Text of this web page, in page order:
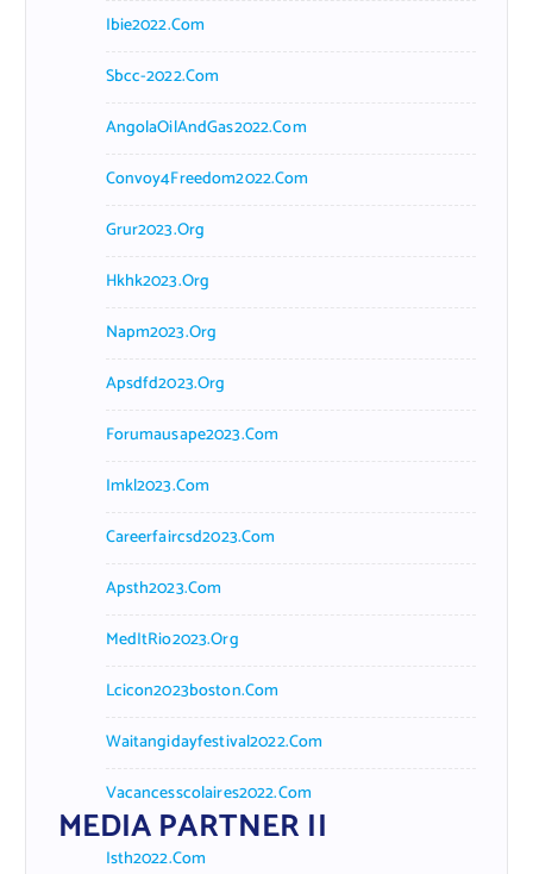
Ibie2022.com
Sbcc-2022.com
AngolaOilAndGas2022.com
Convoy4Freedom2022.com
Grur2023.org
Hkhk2023.org
Napm2023.org
Apsdfd2023.org
Forumausape2023.com
Imkl2023.com
Careerfaircsd2023.com
Apsth2023.com
MedItRio2023.org
Lcicon2023boston.com
Waitangidayfestival2022.com
Vacancesscolaires2022.com
MEDIA PARTNER II
Isth2022.com